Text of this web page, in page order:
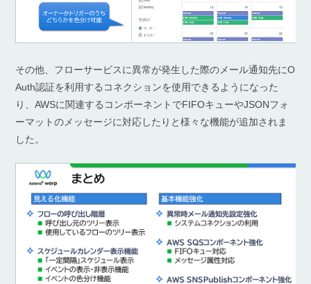
その他、フローサービスに異常が発生した際のメール通知先にO
Auth認証を利用するコネクションを使用できるようになった
り、AWSに関連するコンポーネントでFIFOキューやJSONフォ
ーマットのメッセージに対応したりと様々な機能が追加されま
した。